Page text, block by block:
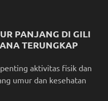
PANJANG DI GILI
TERUNGKAP
aktivitas fisik dan
umur dan kesehatan